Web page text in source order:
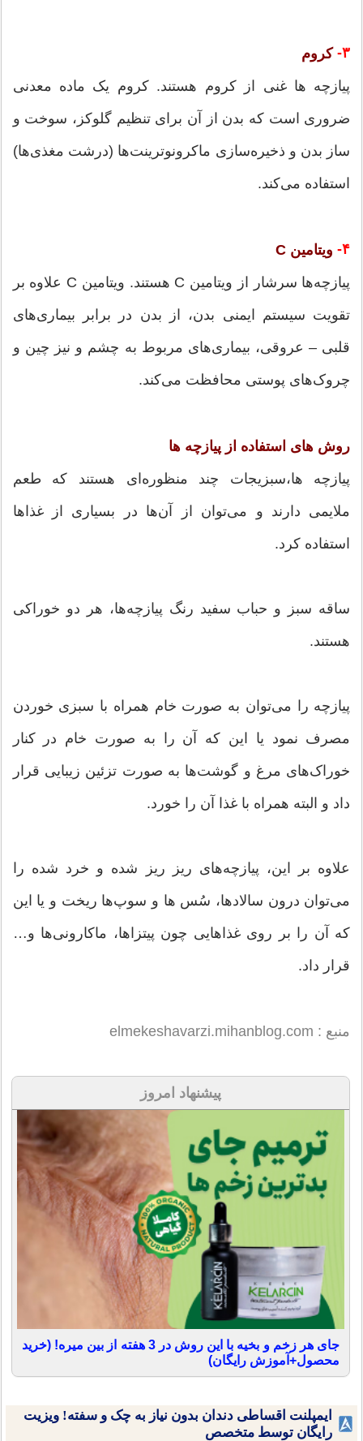
۳- کروم
پیازچه ها غنی از کروم هستند. کروم یک ماده معدنی
ضروری است که بدن از آن برای تنظیم گلوکز، سوخت و
ساز بدن و ذخیره‌سازی ماکرونوترینت‌ها (درشت مغذی‌ها)
استفاده می‌کند.
۴-
ویتامین C
پیازچه‌ها سرشار از ویتامین C هستند. ویتامین C علاوه بر
تقویت سیستم ایمنی بدن، از بدن در برابر بیماری‌های
قلبی – عروقی، بیماری‌های مربوط به چشم و نیز چین و
چروک‌های پوستی محافظت می‌کند.
روش های استفاده از پیازچه ها
پیازچه ها،‌سبزیجات چند منظوره‌ای هستند که طعم
ملایمی دارند و می‌توان از آن‌ها در بسیاری از غذاها
استفاده کرد.
ساقه سبز و حباب سفید رنگ پیازچه‌ها، هر دو خوراکی
هستند.
پیازچه را می‌توان به صورت خام همراه با سبزی خوردن
مصرف نمود یا این که آن را به صورت خام در کنار
خوراک‌های مرغ و گوشت‌ها به صورت تزئین زیبایی قرار
داد و البته همراه با غذا آن را خورد.
علاوه بر این، پیازچه‌های ریز ریز شده و خرد شده را
می‌توان درون سالادها، سُس‌ ها و سوپ‌ها ریخت و یا این
که آن را بر روی غذاهایی چون پیتزاها، ماکارونی‌ها و…
قرار داد.
منبع : elmekeshavarzi.mihanblog.com
پیشنهاد امروز
جای هر زخم و بخیه با این روش در 3 هفته از بین میره! (خرید
محصول+آموزش رایگان)
ایمپلنت اقساطی دندان بدون نیاز به چک و سفته! ویزیت
رایگان توسط متخصص